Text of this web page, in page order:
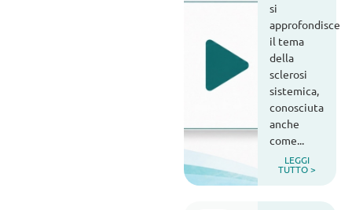
si
approfondisce
il tema
della
sclerosi
sistemica,
conosciuta
anche
come...
LEGGI
TUTTO >